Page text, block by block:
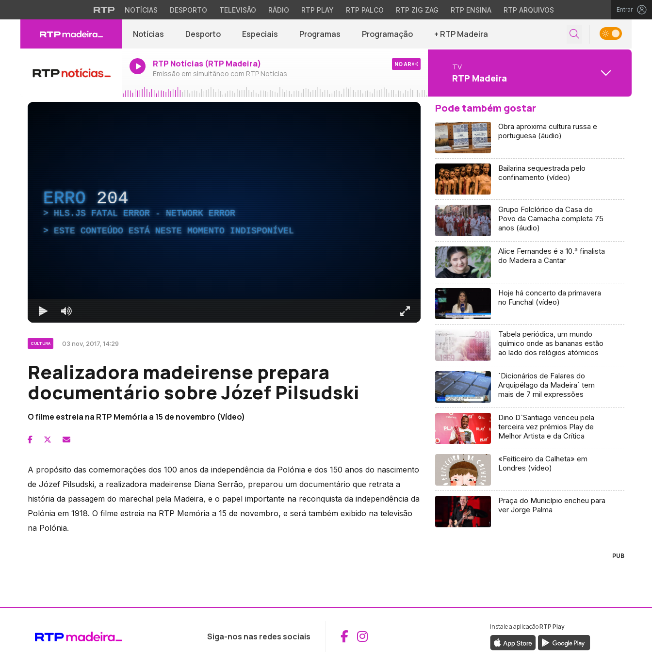
NOTÍCIAS DESPORTO TELEVISÃO RÁDIO RTP PLAY RTP PALCO RTP ZIG ZAG RTP ENSINA RTP ARQUIVOS Entrar
Notícias Desporto Especiais Programas Programação + RTP Madeira
RTP Notícias (RTP Madeira)
Emissão em simultâneo com RTP Notícias
NO AR TV
RTP Madeira
ERRO 204
HLS.JS FATAL ERROR - NETWORK ERROR
ESTE CONTEÚDO ESTÁ NESTE MOMENTO INDISPONÍVEL
CULTURA 03 nov, 2017, 14:29
Realizadora madeirense prepara
documentário sobre Józef Pilsudski
O filme estreia na RTP Memória a 15 de novembro (Vídeo)
A propósito das comemorações dos 100 anos da independência da Polónia e dos 150 anos do nascimento
de Józef Pilsudski, a realizadora madeirense Diana Serrão, preparou um documentário que retrata a
história da passagem do marechal pela Madeira, e o papel importante na reconquista da independência da
Polónia em 1918. O filme estreia na RTP Memória a 15 de novembro, e será também exibido na televisão
na Polónia.
Pode também gostar
Obra aproxima cultura russa e
portuguesa (áudio)
Bailarina sequestrada pelo
confinamento (vídeo)
Grupo Folclórico da Casa do
Povo da Camacha completa 75
anos (áudio)
Alice Fernandes é a 10.ª finalista
do Madeira a Cantar
Hoje há concerto da primavera
no Funchal (vídeo)
Tabela periódica, um mundo
químico onde as bananas estão
ao lado dos relógios atómicos
`Dicionários de Falares do
Arquipélago da Madeira` tem
mais de 7 mil expressões
Dino D`Santiago venceu pela
terceira vez prémios Play de
Melhor Artista e da Crítica
«Feiticeiro da Calheta» em
Londres (vídeo)
Praça do Município encheu para
ver Jorge Palma
PUB
Siga-nos nas redes sociais Aceder ao Facebook da RTP Madeira
Aceder ao Instagram da RTP Madeira
Instale a aplicaçãoRTP Play